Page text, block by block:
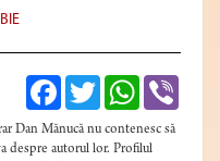
FacebookTwitterWhatsApp
Dan Mănucă nu contenesc să
despre autorul lor. Profilul